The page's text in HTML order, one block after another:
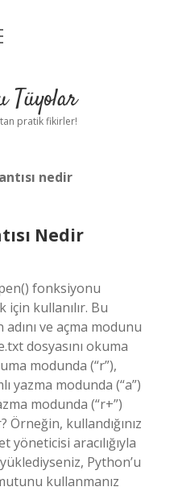
Tüyolar
pratik fikirler!
nedir
Nedir
fonksiyonu
için kullanılır. Bu
ve açma modunu
dosyasını okuma
modunda (“r”),
yazma modunda (“a”)
modunda (“r+”)
Örneğin, kullandığınız
yöneticisi aracılığıyla
Python’u
kullanmanız